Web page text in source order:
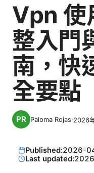
Vpn 使
整入門
南，快
全要點
Paloma Rojas·2026
Published:2026-
Last updated: